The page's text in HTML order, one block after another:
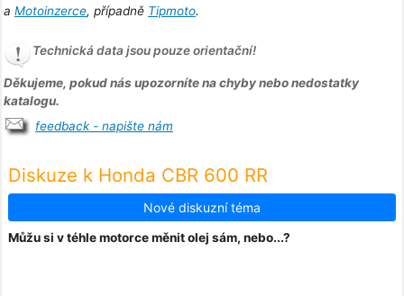
a Motoinzerce, případně Tipmoto.
Technická data jsou pouze orientační!
Děkujeme, pokud nás upozorníte na chyby nebo nedostatky
katalogu.
feedback - napište nám
Diskuze k Honda CBR 600 RR
Nové diskuzní téma
Můžu si v téhle motorce měnit olej sám, nebo...?